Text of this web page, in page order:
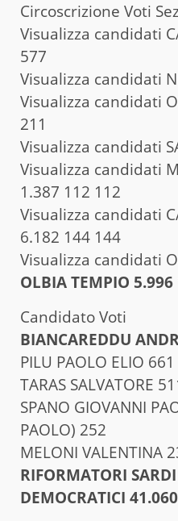
Circoscrizione Voti
Visualizza candidati
577
Visualizza candidati
Visualizza candidati
211
Visualizza candidati
Visualizza candidati
1.387 112 112
Visualizza candidati
6.182 144 144
Visualizza candidati
OLBIA TEMPIO
Candidato Voti
BIANCAREDDU
PILU PAOLO ELIO 661
TARAS SALVATORE
SPANO GIOVANNI
PAOLO) 252
MELONI VALENTINA
RIFORMATORI
DEMOCRATICI 41.060